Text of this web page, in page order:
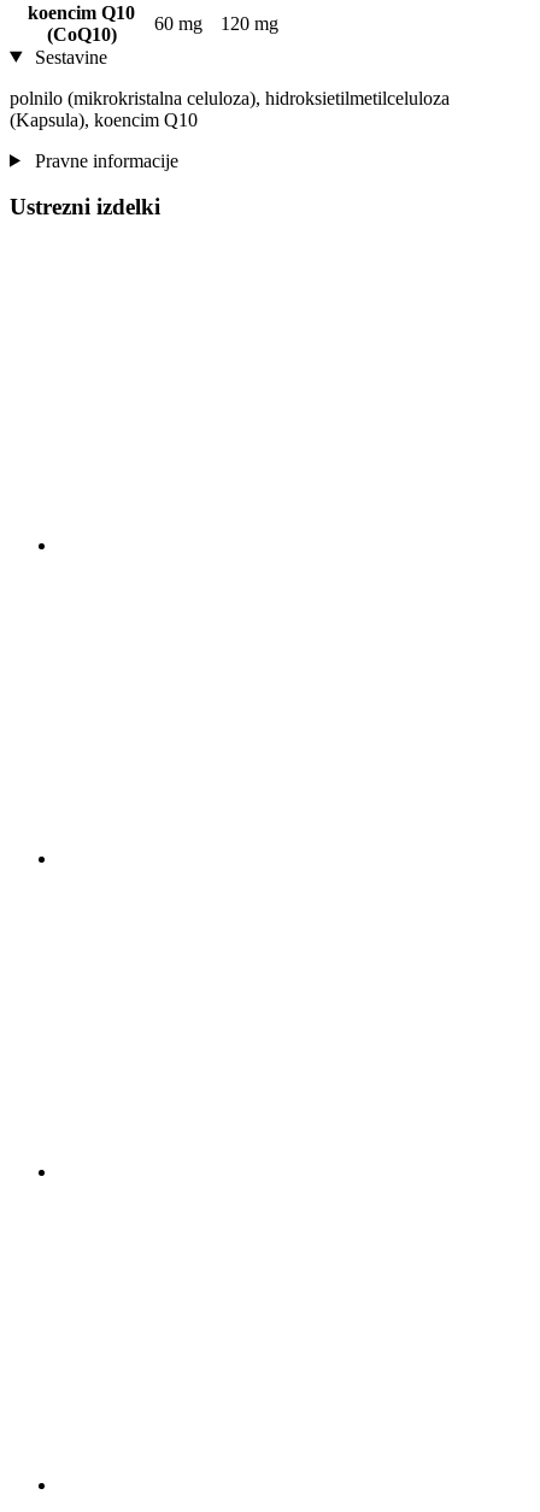
koencim Q10
(CoQ10)
60 mg
120 mg
Sestavine
polnilo (mikrokristalna celuloza), hidroksietilmetilceluloza
(Kapsula), koencim Q10
Pravne informacije
Ustrezni izdelki